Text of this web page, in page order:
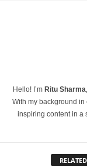
Hello! I’m Ritu Sharma
With my background in
inspiring content in a